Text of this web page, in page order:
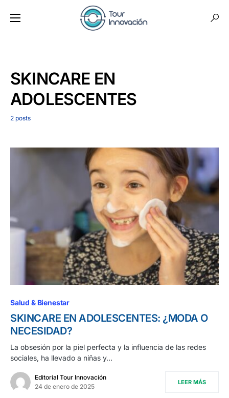
SKINCARE EN
ADOLESCENTES
2 posts
Salud & Bienestar
SKINCARE EN ADOLESCENTES: ¿MODA O
NECESIDAD?
La obsesión por la piel perfecta y la influencia de las redes
sociales, ha llevado a niñas y…
Editorial Tour Innovación
24 de enero de 2025
LEER MÁS